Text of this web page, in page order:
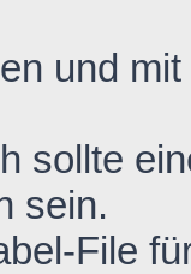
und
sollte
sein.
File